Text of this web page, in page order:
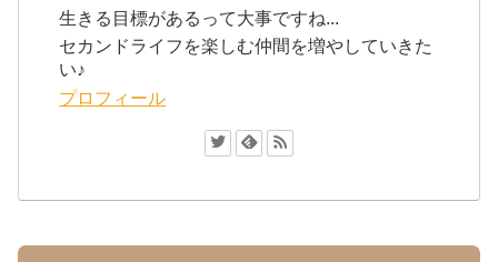
生きる目標があるって大事ですね...
セカンドライフを楽しむ仲間を増やしていきた
い♪
プロフィール